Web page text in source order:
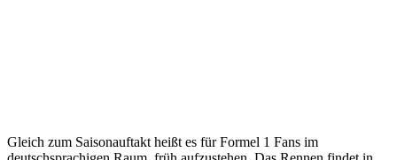
Gleich zum Saisonauftakt heißt es für Formel 1 Fans im